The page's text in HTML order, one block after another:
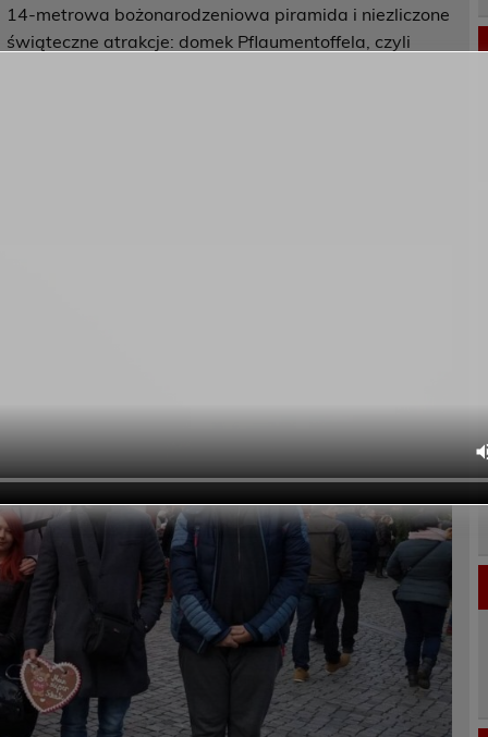
14-metrowa bożonarodzeniowa piramida i niezliczone
świąteczne atrakcje: domek Pflaumentoffela, czyli
stanowiły liczne występy muzyczne i taneczne.